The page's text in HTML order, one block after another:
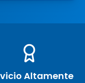
Altamente